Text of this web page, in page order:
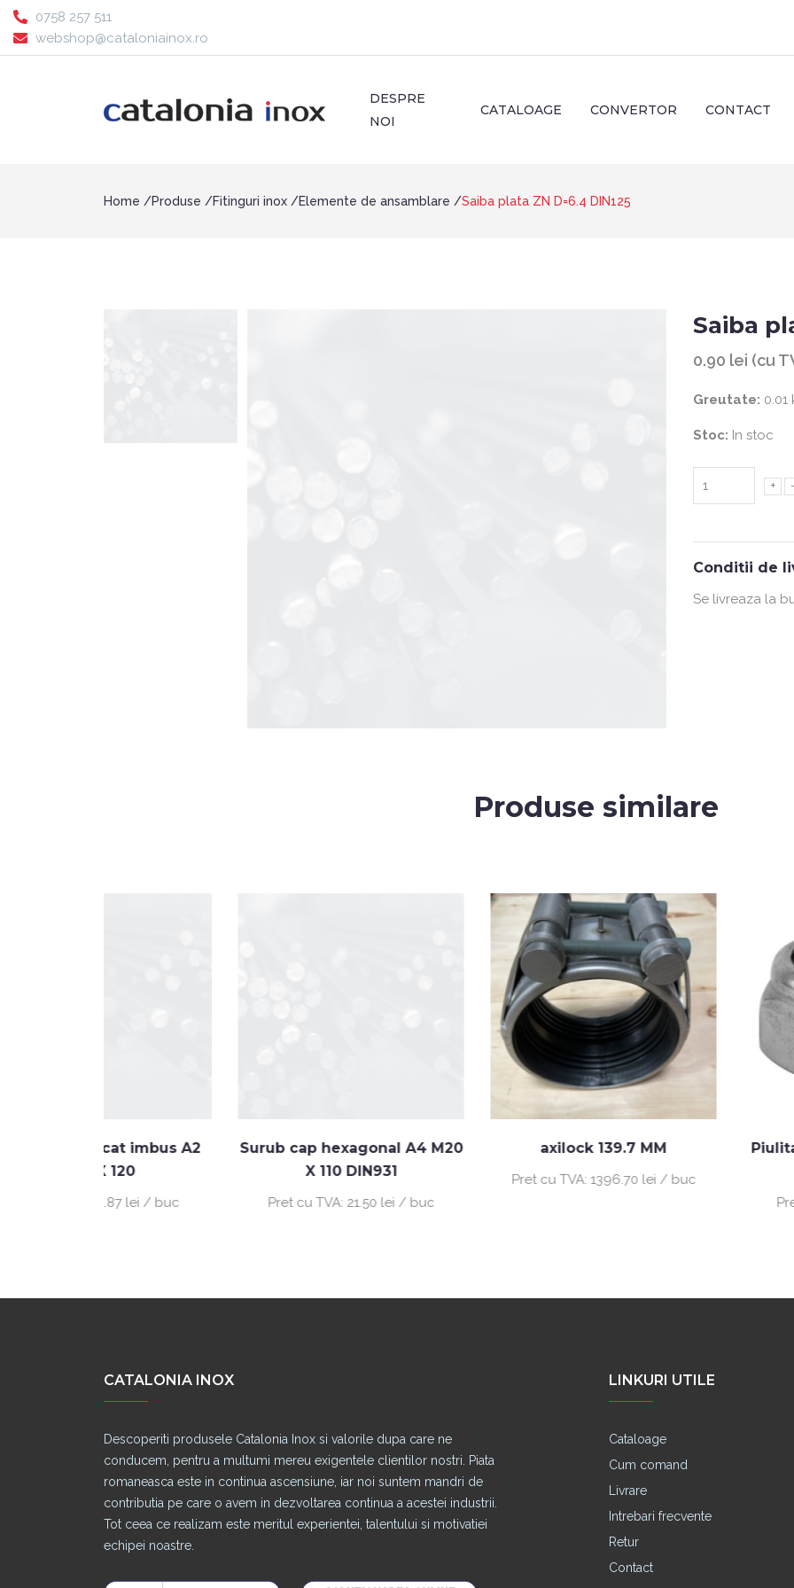
0758 257 511
webshop@cataloniainox.ro
DESPRE
NOI
CATALOAGE CONVERTOR CONTACT
Home Produse Fitinguri inox Elemente de ansamblare Saiba plata ZN D=6.4 DIN125
Saiba
0.90 lei (cu
Greutate:
Stoc: In stoc
+
Conditii de
Se livreaza la
Produse similare
Surub cap hexagonal A4 M20
Pret cu TVA: 21.50 lei / buc
axilock 139.7 MM
Pret cu TVA: 1396.70 lei / buc
Piulita autoblocanta
1.83 lei
CATALONIA INOX
Descoperiti produsele Catalonia Inox si valorile dupa care ne
conducem, pentru a multumi mereu exigentele clientilor nostri. Piata
romaneasca este in continua ascensiune, iar noi suntem mandri de
contributia pe care o avem in dezvoltarea continua a acestei industrii.
Tot ceea ce realizam este meritul experientei, talentului si motivatiei
echipei noastre.
LINKURI UTILE
Cataloage
Cum comand
Livrare
Intrebari frecvente
Retur
Contact